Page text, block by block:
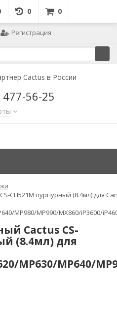
0 0
Регистрация
56-25
CLI521M пурпурный (8.4мл) для
MP980/MP990/MX860/iP3600/
Cactus CS-
(8.4мл) для
MP630/MP640/